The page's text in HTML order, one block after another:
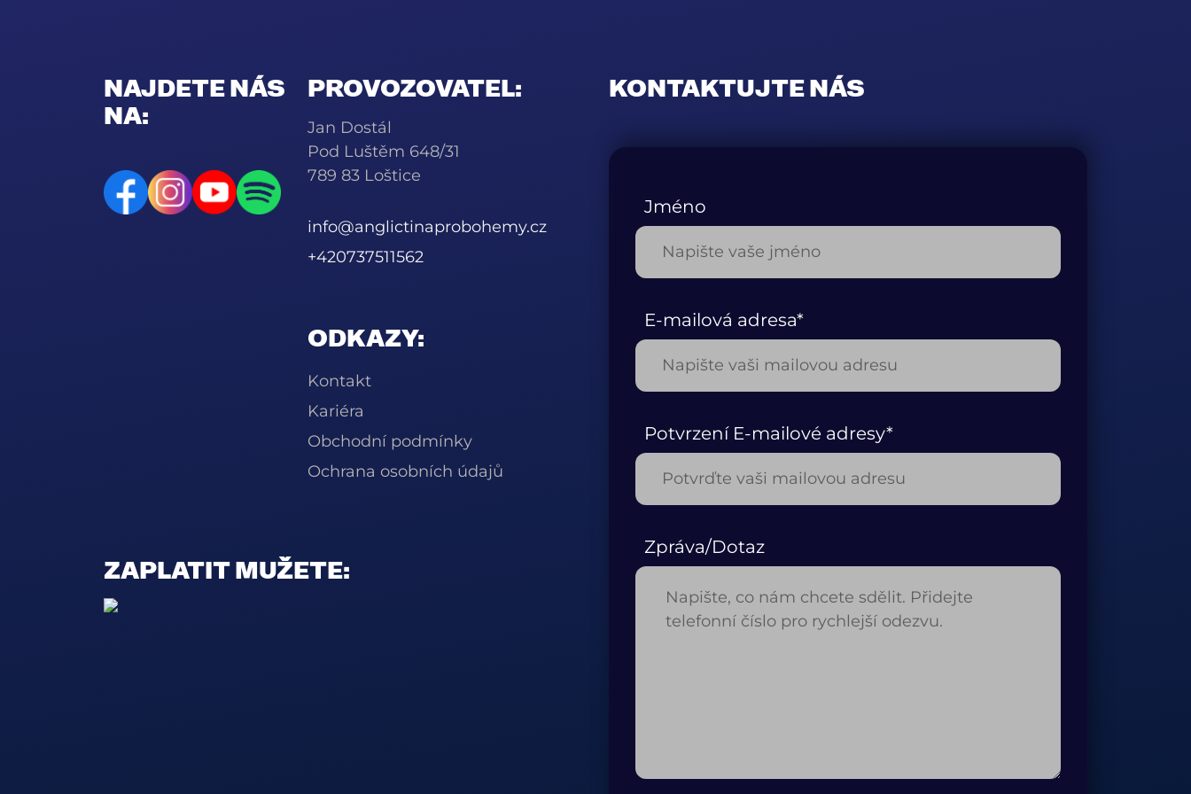
NAJDETE NÁS
NA:
PROVOZOVATEL:
Jan Dostál
Pod Luštěm 648/31
789 83 Loštice
info@anglictinaprobohemy.cz
+420737511562
ODKAZY:
Kontakt
Kariéra
Obchodní podmínky
Ochrana osobních údajů
ZAPLATIT MUŽETE:
KONTAKTUJTE NÁS
Jméno
E-mailová adresa*
Potvrzení E-mailové adresy*
Zpráva/Dotaz